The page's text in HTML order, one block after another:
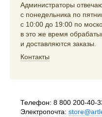
Администраторы
с понедельника по
с 10:00 до 19:00 по
в это же время
и доставляются заказы.
Контакты
Телефон: 8 800 200-40-
Электропочта: